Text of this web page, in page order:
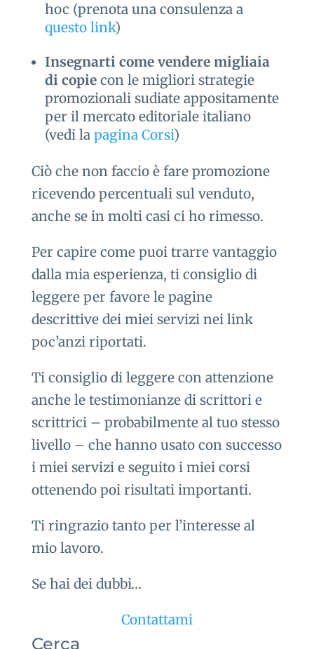
hoc (prenota una consulenza a
questo link)
Insegnarti come vendere migliaia
di copiecon le migliori strategie
promozionali sudiate appositamente
per il mercato editoriale italiano
(vedi la pagina Corsi)
Ciò che non faccio è fare promozione
ricevendo percentuali sul venduto,
anche se in molti casi ci ho rimesso.
Per capire come puoi trarre vantaggio
dalla mia esperienza, ti consiglio di
leggere per favore le pagine
descrittive dei miei servizi nei link
poc’anzi riportati.
Ti consiglio di leggere con attenzione
anche le testimonianze di scrittori e
scrittrici – probabilmente al tuo stesso
livello – che hanno usato con successo
i miei servizi e seguito i miei corsi
ottenendo poi risultati importanti.
Ti ringrazio tanto per l’interesse al
mio lavoro.
Se hai dei dubbi…
Contattami
Cerca